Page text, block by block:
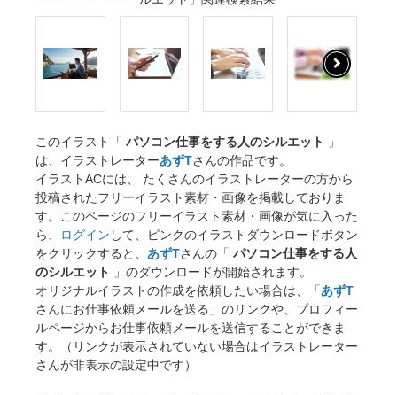
このイラスト「 パソコン仕事をする人のシルエット
」
は、イラストレーターあずTさんの作品です。
イラストACには、 たくさんのイラストレーターの方から
投稿されたフリーイラスト素材・画像を掲載しておりま
す。このページのフリーイラスト素材・画像が気に入った
ら、
ログイン して、ピンクのイラストダウンロードボタン
をクリックすると、 あずTさんの「 パソコン仕事をする人
のシルエット
」のダウンロードが開始されます。
オリジナルイラストの作成を依頼したい場合は、「あずT
さんにお仕事依頼メールを送る」のリンクや、プロフィー
ルページからお仕事依頼メールを送信することができま
す。（リンクが表示されていない場合はイラストレーター
さんが非表示の設定中です）